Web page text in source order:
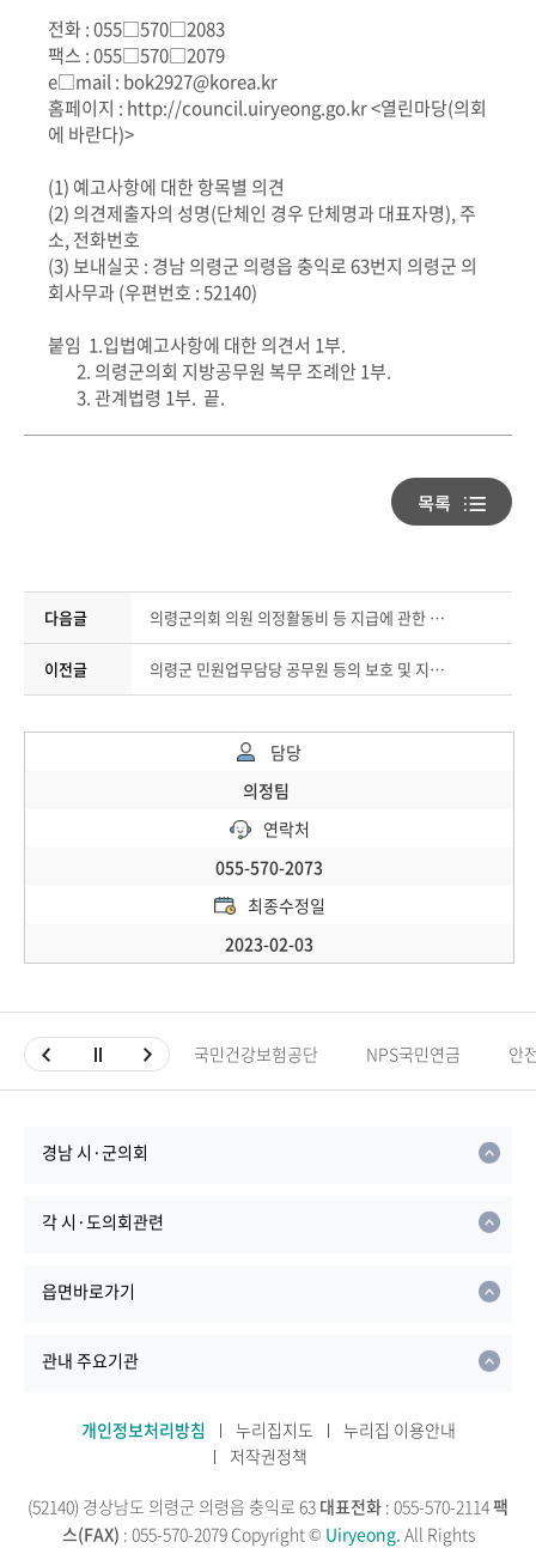
전화 : 055□570□2083
팩스 : 055□570□2079
e□mail : bok2927@korea.kr
홈페이지 : http://council.uiryeong.go.kr <열린마당(의회
에 바란다)>
(1) 예고사항에 대한 항목별 의견
(2) 의견제출자의 성명(단체인 경우 단체명과 대표자명), 주
소, 전화번호
(3) 보내실곳 : 경남 의령군 의령읍 충익로 63번지 의령군 의
회사무과 (우편번호 : 52140)
붙임 1.입법예고사항에 대한 의견서 1부.
2. 의령군의회 지방공무원 복무 조례안 1부.
3. 관계법령 1부. 끝.
다음글 의령군의회 의원 의정활동비 등 지급에 관한 조례 일부개정조례안 입법예고
이전글 의령군 민원업무담당 공무원 등의 보호 및 지원 조례안 입법예고
담당
의정팀
연락처
055-570-2073
최종수정일
2023-02-03
국민건강보험공단 NPS국민연금 안
경남 시·군의회
각 시·도의회관련
읍면바로가기
관내 주요기관
개인정보처리방침 누리집지도
누리집 이용안내
저작권정책
(52140) 경상남도 의령군 의령읍 충익로 63 대표전화 : 055-570-2114팩
스(FAX) : 055-570-2079 Copyright © Uiryeong. All Rights